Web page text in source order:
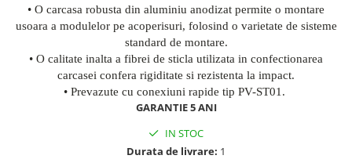
• O carcasa robusta din aluminiu anodizat permite o montare
usoara a modulelor pe acoperisuri, folosind o varietate de sisteme
standard de montare.
• O calitate inalta a fibrei de sticla utilizata in confectionarea
carcasei confera rigiditate si rezistenta la impact.
• Prevazute cu conexiuni rapide tip PV-ST01.
GARANTIE 5 ANI
IN STOC
Durata de livrare: 1